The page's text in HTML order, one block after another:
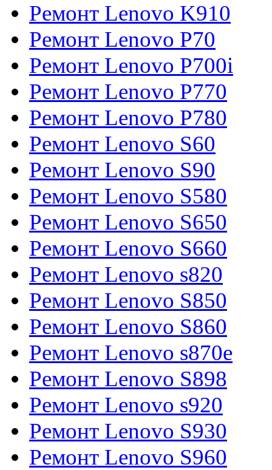
Ремонт Lenovo K910
Ремонт Lenovo P70
Ремонт Lenovo P700i
Ремонт Lenovo P770
Ремонт Lenovo P780
Ремонт Lenovo S60
Ремонт Lenovo S90
Ремонт Lenovo S580
Ремонт Lenovo S650
Ремонт Lenovo S660
Ремонт Lenovo s820
Ремонт Lenovo S850
Ремонт Lenovo S860
Ремонт Lenovo s870e
Ремонт Lenovo S898
Ремонт Lenovo s920
Ремонт Lenovo S930
Ремонт Lenovo S960